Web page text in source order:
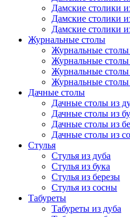
Дамские столики
Дамские столики
Дамские столики
Журнальные столы
Журнальные столы
Журнальные столы
Журнальные столы
Журнальные
Дачные столы
Дачные столы из
Дачные столы из
Дачные столы из
Дачные столы из
Стулья
Стулья из дуба
Стулья из бука
Стулья из березы
Стулья из сосны
Табуреты
Табуреты из дуба